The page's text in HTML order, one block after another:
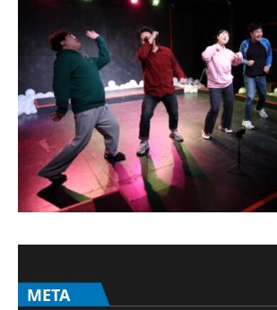
META